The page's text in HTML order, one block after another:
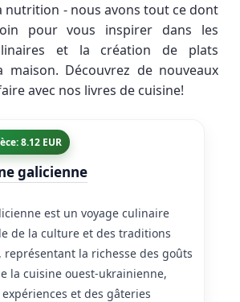
nutrition - nous avons tout ce dont
pour vous inspirer dans les
et la création de plats
maison. Découvrez de nouveaux
avec nos livres de cuisine!
8.12 EUR
galicienne
est un voyage culinaire
de la culture et des traditions
représentant la richesse des goûts
la cuisine ouest-ukrainienne,
et des gâteries